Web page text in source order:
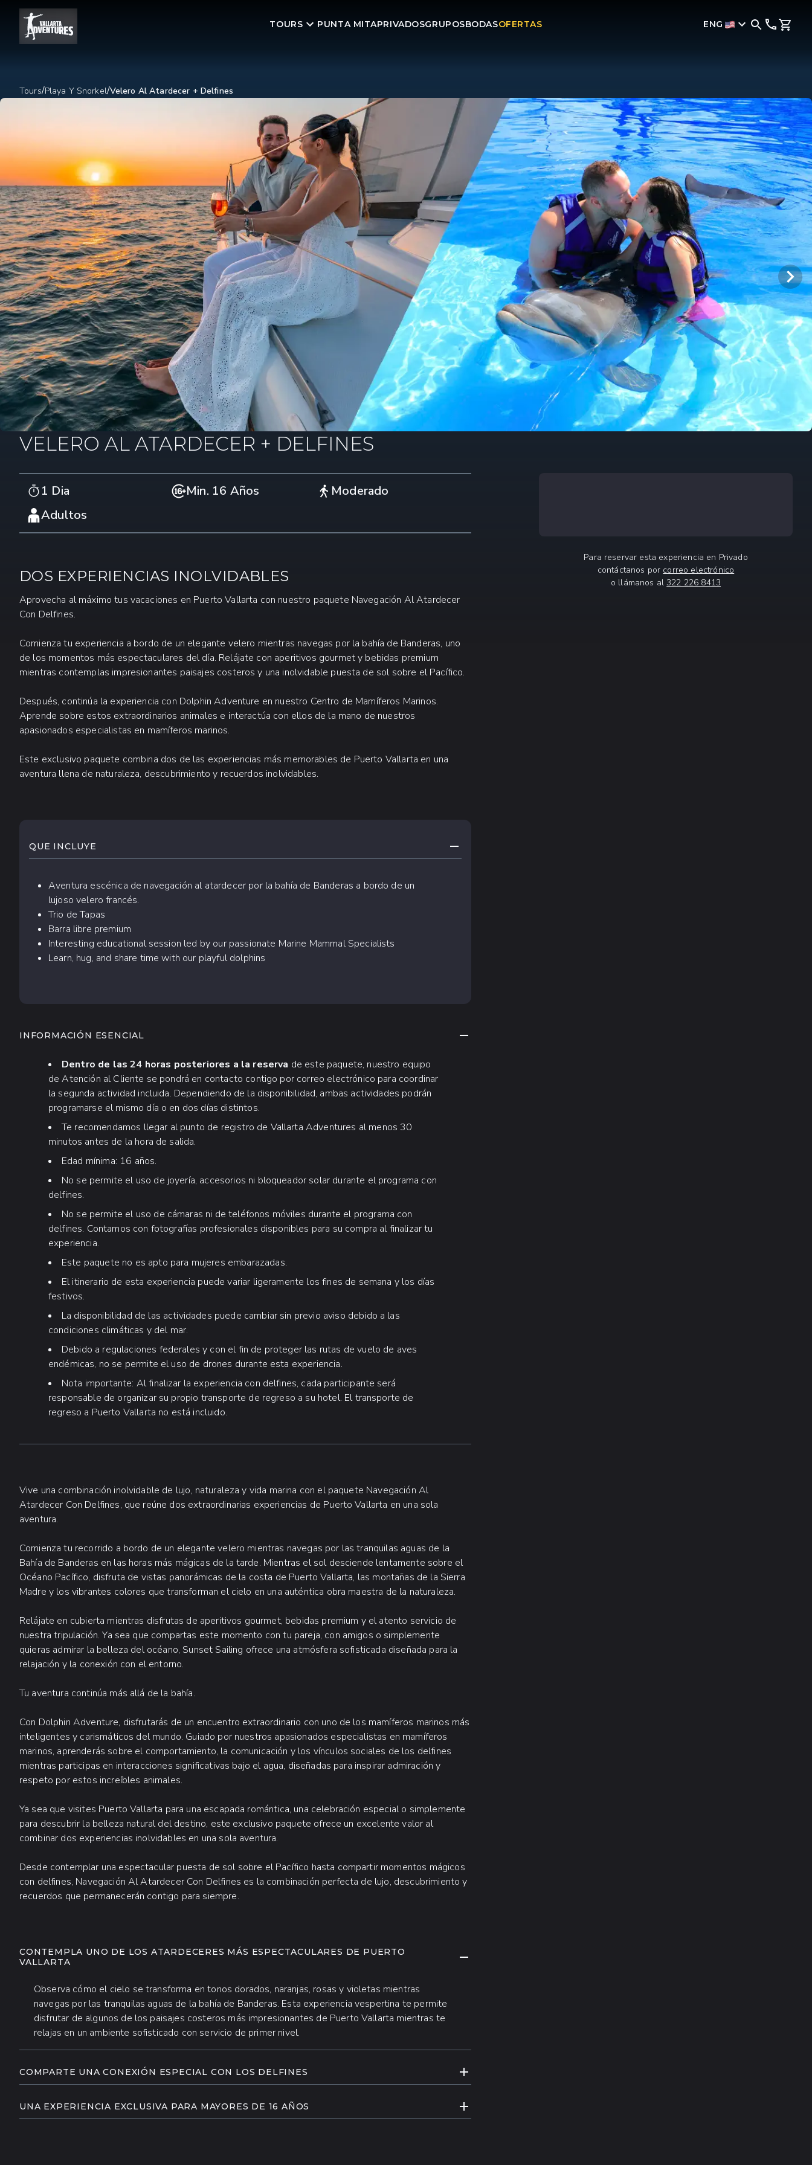
TOURS PUNTA MITAPRIVADOSGRUPOSBODASOFERTAS ENG
Tours/Playa Y Snorkel/Velero Al Atardecer + Delfines
VELERO AL ATARDECER + DELFINES
1 Dia Min. 16 Años
Moderado
Adultos
Para reservar esta experiencia en Privado
contáctanos por correo electrónico
o llámanos al322 226 8413
DOS EXPERIENCIAS INOLVIDABLES
Aprovecha al máximo tus vacaciones en Puerto Vallarta con nuestro paquete Navegación Al Atardecer
Con Delfines.
Comienza tu experiencia a bordo de un elegante velero mientras navegas por la bahía de Banderas, uno
de los momentos más espectaculares del día. Relájate con aperitivos gourmet y bebidas premium
mientras contemplas impresionantes paisajes costeros y una inolvidable puesta de sol sobre el Pacífico.
Después, continúa la experiencia con Dolphin Adventure en nuestro Centro de Mamíferos Marinos.
Aprende sobre estos extraordinarios animales e interactúa con ellos de la mano de nuestros
apasionados especialistas en mamíferos marinos.
Este exclusivo paquete combina dos de las experiencias más memorables de Puerto Vallarta en una
aventura llena de naturaleza, descubrimiento y recuerdos inolvidables.
QUE INCLUYE CONTRAER CONTENIDO
Aventura escénica de navegación al atardecer por la bahía de Banderas a bordo de un
lujoso velero francés.
Trio de Tapas
Barra libre premium
Interesting educational session led by our passionate Marine Mammal Specialists
Learn, hug, and share time with our playful dolphins
INFORMACIÓN ESENCIAL CONTRAER CONTENIDO
Dentro de las 24 horas posteriores a la reserva de este paquete, nuestro equipo
de Atención al Cliente se pondrá en contacto contigo por correo electrónico para coordinar
la segunda actividad incluida. Dependiendo de la disponibilidad, ambas actividades podrán
programarse el mismo día o en dos días distintos.
Te recomendamos llegar al punto de registro de Vallarta Adventures al menos 30
minutos antes de la hora de salida.
Edad mínima: 16 años.
No se permite el uso de joyería, accesorios ni bloqueador solar durante el programa con
delfines.
No se permite el uso de cámaras ni de teléfonos móviles durante el programa con
delfines. Contamos con fotografías profesionales disponibles para su compra al finalizar tu
experiencia.
Este paquete no es apto para mujeres embarazadas.
El itinerario de esta experiencia puede variar ligeramente los fines de semana y los días
festivos.
La disponibilidad de las actividades puede cambiar sin previo aviso debido a las
condiciones climáticas y del mar.
Debido a regulaciones federales y con el fin de proteger las rutas de vuelo de aves
endémicas, no se permite el uso de drones durante esta experiencia.
Nota importante: Al finalizar la experiencia con delfines, cada participante será
responsable de organizar su propio transporte de regreso a su hotel. El transporte de
regreso a Puerto Vallarta no está incluido.
Vive una combinación inolvidable de lujo, naturaleza y vida marina con el paquete Navegación Al
Atardecer Con Delfines, que reúne dos extraordinarias experiencias de Puerto Vallarta en una sola
aventura.
Comienza tu recorrido a bordo de un elegante velero mientras navegas por las tranquilas aguas de la
Bahía de Banderas en las horas más mágicas de la tarde. Mientras el sol desciende lentamente sobre el
Océano Pacífico, disfruta de vistas panorámicas de la costa de Puerto Vallarta, las montañas de la Sierra
Madre y los vibrantes colores que transforman el cielo en una auténtica obra maestra de la naturaleza.
Relájate en cubierta mientras disfrutas de aperitivos gourmet, bebidas premium y el atento servicio de
nuestra tripulación. Ya sea que compartas este momento con tu pareja, con amigos o simplemente
quieras admirar la belleza del océano, Sunset Sailing ofrece una atmósfera sofisticada diseñada para la
relajación y la conexión con el entorno.
Tu aventura continúa más allá de la bahía.
Con Dolphin Adventure, disfrutarás de un encuentro extraordinario con uno de los mamíferos marinos más
inteligentes y carismáticos del mundo. Guiado por nuestros apasionados especialistas en mamíferos
marinos, aprenderás sobre el comportamiento, la comunicación y los vínculos sociales de los delfines
mientras participas en interacciones significativas bajo el agua, diseñadas para inspirar admiración y
respeto por estos increíbles animales.
Ya sea que visites Puerto Vallarta para una escapada romántica, una celebración especial o simplemente
para descubrir la belleza natural del destino, este exclusivo paquete ofrece un excelente valor al
combinar dos experiencias inolvidables en una sola aventura.
Desde contemplar una espectacular puesta de sol sobre el Pacífico hasta compartir momentos mágicos
con delfines, Navegación Al Atardecer Con Delfines es la combinación perfecta de lujo, descubrimiento y
recuerdos que permanecerán contigo para siempre.
INFORMACIÓN ADICIONAL
CONTEMPLA UNO DE LOS ATARDECERES MÁS ESPECTACULARES DE PUERTO
VALLARTA
CONTRAER CONTENIDO
Observa cómo el cielo se transforma en tonos dorados, naranjas, rosas y violetas mientras
navegas por las tranquilas aguas de la bahía de Banderas. Esta experiencia vespertina te permite
disfrutar de algunos de los paisajes costeros más impresionantes de Puerto Vallarta mientras te
relajas en un ambiente sofisticado con servicio de primer nivel.
COMPARTE UNA CONEXIÓN ESPECIAL CON LOS DELFINES EXPANDIR CONTENIDO
inteligencia, su comunicación y sus complejos comportamientos sociales. Guiado por nuestros
especialistas en mamíferos marinos, desarrollarás una mayor apreciación por estos extraordinarios
UNA EXPERIENCIA EXCLUSIVA PARA MAYORES DE 16 AÑOS EXPANDIR CONTENIDO